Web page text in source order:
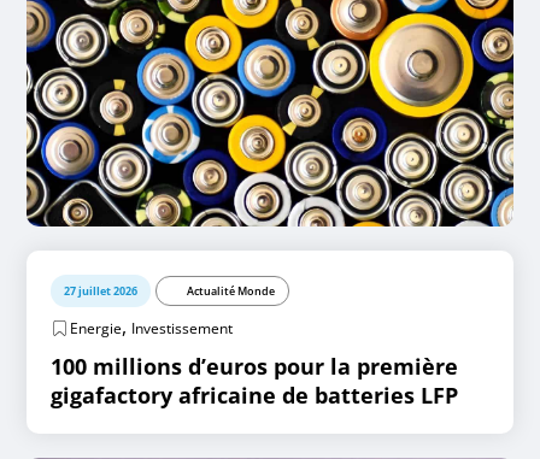
27 juillet 2026 Actualité Monde
Energie, Investissement
100 millions d’euros pour la première
gigafactory africaine de batteries LFP